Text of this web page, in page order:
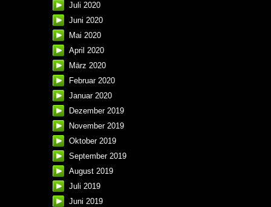
Juli 2020
Juni 2020
Mai 2020
April 2020
März 2020
Februar 2020
Januar 2020
Dezember 2019
November 2019
Oktober 2019
September 2019
August 2019
Juli 2019
Juni 2019